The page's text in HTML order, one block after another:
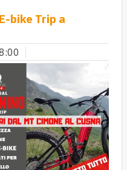
bike Trip a